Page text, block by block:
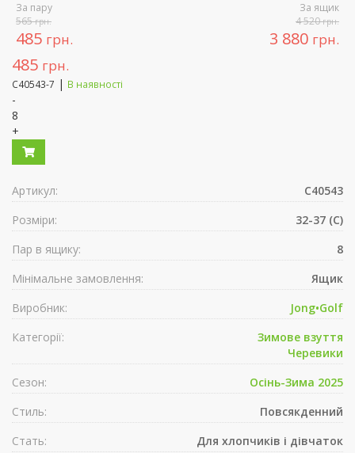
За пару
За ящик
565грн. 4 520грн.
485 грн. 3 880 грн.
485 грн.
C40543-7 | В наявності
-
8
+
Артикул:
C40543
Розміри:
32-37 (C)
Пар в ящику:
8
Мінімальне замовлення:
Ящик
Виробник:
Jong•Golf
Категорії:
Зимове взуття
Черевики
Сезон:
Осінь-Зима 2025
Стиль:
Повсякденний
Стать:
Для хлопчиків і дівчаток